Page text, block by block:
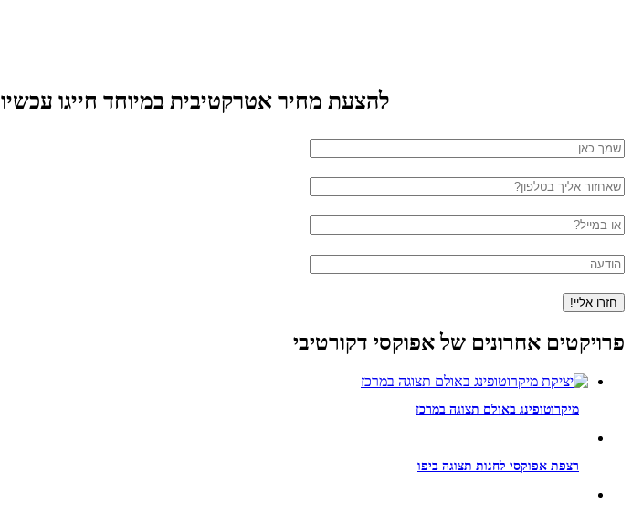
להצעת מחיר אטרקטיבית במיוחד חייגו עכשיו
פרויקטים אחרונים של אפוקסי דקורטיבי
מיקרוטופינג באולם תצוגה במרכז
רצפת אפוקסי לחנות תצוגה ביפו